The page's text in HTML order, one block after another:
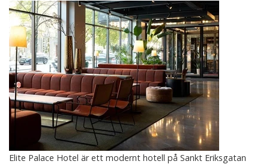
Elite Palace Hotel är ett modernt hotell på Sankt Eriksgatan